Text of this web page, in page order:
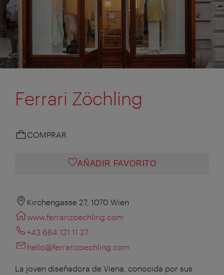
Ferrari Zöchling
COMPRAR
AÑADIR FAVORITO
Kirchengasse 27, 1070 Wien
www.ferrarizoechling.com
+43 664 121 11 27
hello@ferrarizoechling.com
La joven diseñadora de Viena, conocida por sus